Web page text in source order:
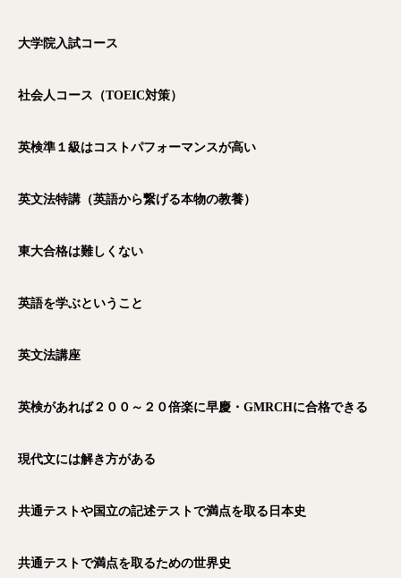
大学院入試コース
社会人コース（TOEIC対策）
英検準１級はコストパフォーマンスが高い
英文法特講（英語から繋げる本物の教養）
東大合格は難しくない
英語を学ぶということ
英文法講座
英検があれば２００～２０倍楽に早慶・GMRCHに合格できる
現代文には解き方がある
共通テストや国立の記述テストで満点を取る日本史
共通テストで満点を取るための世界史